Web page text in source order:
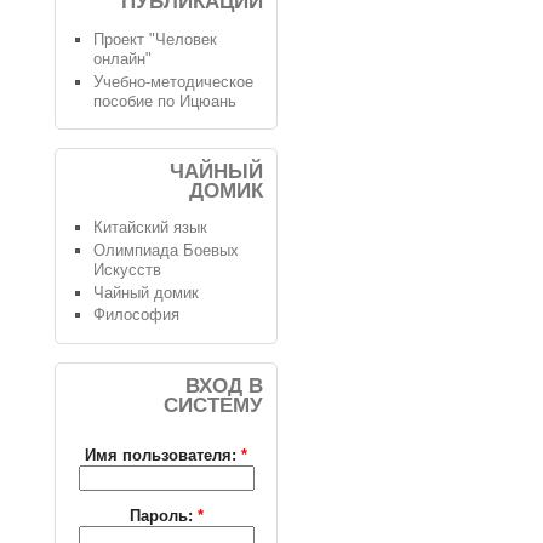
Проект "Человек
онлайн"
Учебно-методическое
пособие по Ицюань
ЧАЙНЫЙ
ДОМИК
Китайский язык
Олимпиада Боевых
Искусств
Чайный домик
Философия
ВХОД В
СИСТЕМУ
Имя пользователя: *
Пароль: *